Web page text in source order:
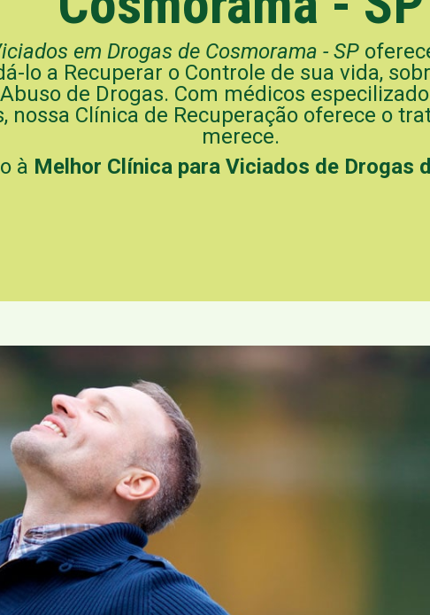
em Drogas de Cosmorama - SP
lo a Recuperar o Controle de sua vida,
de Drogas. Com médicos
nossa Clínica de Recuperação oferece o
merece.
à Melhor Clínica para Viciados de Drogas